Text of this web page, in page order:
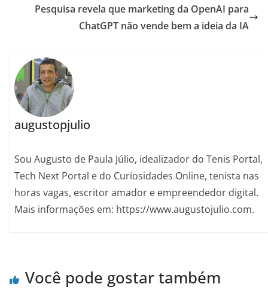
Pesquisa revela que marketing da OpenAI para
ChatGPT não vende bem a ideia da IA
augustopjulio
Sou Augusto de Paula Júlio, idealizador do Tenis Portal,
Tech Next Portal e do Curiosidades Online, tenista nas
horas vagas, escritor amador e empreendedor digital.
Mais informações em: https://www.augustojulio.com.
Você pode gostar também